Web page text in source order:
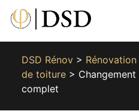
DSD Rénov>
de toiture>
complet